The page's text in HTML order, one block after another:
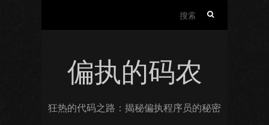
偏执的码农
狂热的代码之路：揭秘偏执程序员的秘密